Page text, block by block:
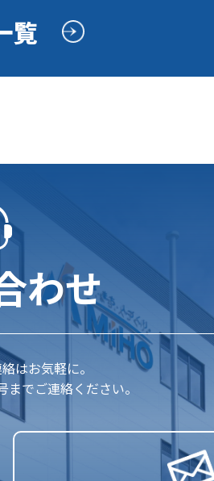
覧
わせ
はお気軽に。
でご連絡ください。